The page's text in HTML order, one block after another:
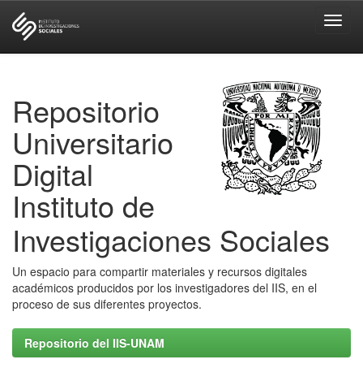
Repositorio
Universitario
Digital
Instituto de
Investigaciones Sociales
Un espacio para compartir materiales y recursos digitales
académicos producidos por los investigadores del IIS, en el
proceso de sus diferentes proyectos.
Repositorio del IIS-UNAM